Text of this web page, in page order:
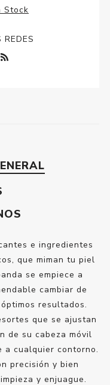
Stock
e ingredientes
que miman tu piel
se empiece a
cambiar de
resultados.
que se ajustan
de su cabeza móvil
a cualquier contorno.
precisión y bien
y enjuague.